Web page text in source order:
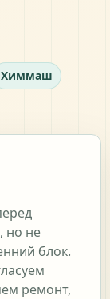
Химмаш
но не
блок.
ремонт,